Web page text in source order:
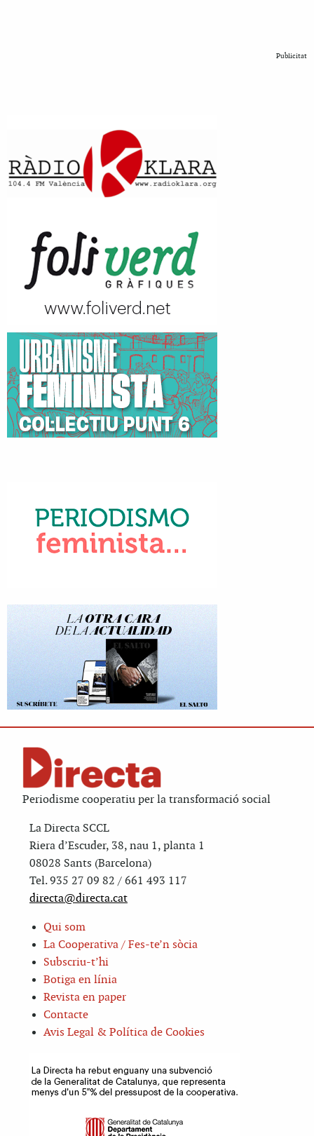
Publicitat
Periodisme cooperatiu per la transformació social
La Directa SCCL
Riera d’Escuder, 38, nau 1, planta 1
08028 Sants (Barcelona)
Tel. 935 27 09 82 / 661 493 117
directa@directa.cat
Qui som
La Cooperativa / Fes-te’n sòcia
Subscriu-t’hi
Botiga en línia
Revista en paper
Contacte
Avis Legal & Política de Cookies